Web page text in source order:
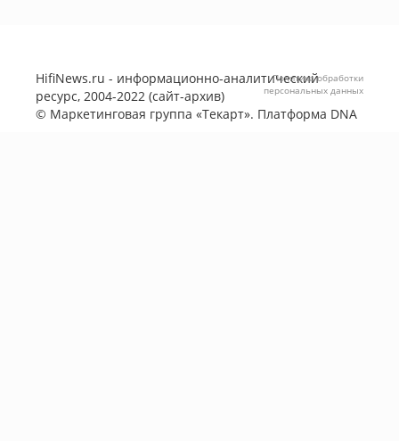
HifiNews.ru - информационно-аналитический
ресурс, 2004-2022 (сайт-архив)
© Маркетинговая группа «Текарт». Платформа DNA
Политика обработки
персональных данных